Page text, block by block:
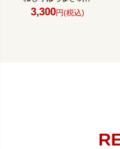
3,300円(税込)